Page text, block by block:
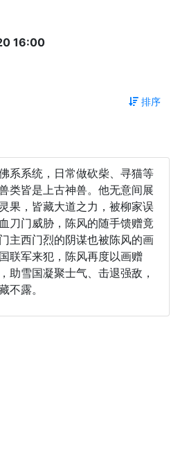
16:00
排序
系系统，日常做砍柴、寻猫等
类皆是上古神兽。他无意间展
果，皆藏大道之力，被柳家误
刀门威胁，陈风的随手馈赠竟
主西门烈的阴谋也被陈风的画
联军来犯，陈风再度以画赠
助雪国凝聚士气、击退强敌，
不露。